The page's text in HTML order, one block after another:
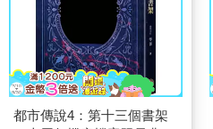
都市傳說4：第十三個書架